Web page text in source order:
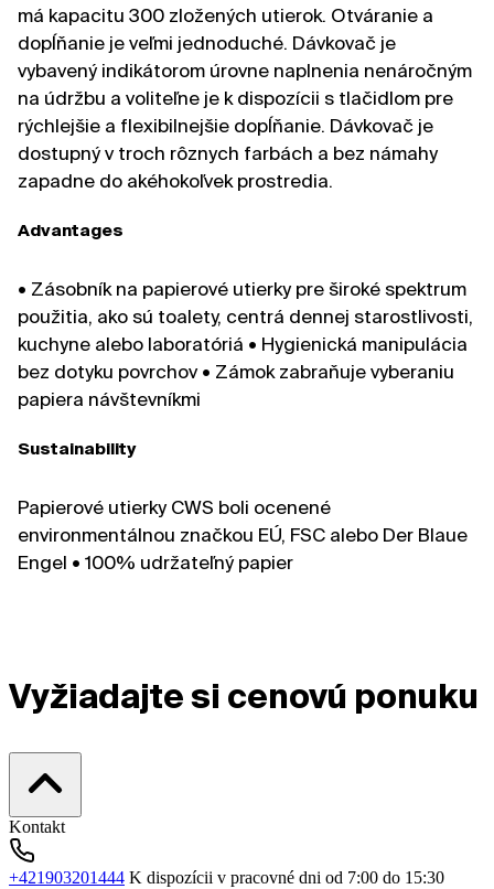
má kapacitu 300 zložených utierok. Otváranie a
dopĺňanie je veľmi jednoduché. Dávkovač je
vybavený indikátorom úrovne naplnenia nenáročným
na údržbu a voliteľne je k dispozícii s tlačidlom pre
rýchlejšie a flexibilnejšie dopĺňanie. Dávkovač je
dostupný v troch rôznych farbách a bez námahy
zapadne do akéhokoľvek prostredia.
Advantages
• Zásobník na papierové utierky pre široké spektrum
použitia, ako sú toalety, centrá dennej starostlivosti,
kuchyne alebo laboratóriá • Hygienická manipulácia
bez dotyku povrchov • Zámok zabraňuje vyberaniu
papiera návštevníkmi
Sustainability
Papierové utierky CWS boli ocenené
environmentálnou značkou EÚ, FSC alebo Der Blaue
Engel • 100% udržateľný papier
Vyžiadajte si cenovú ponuku
Kontakt
+421903201444 K dispozícii v pracovné dni od 7:00 do 15:30